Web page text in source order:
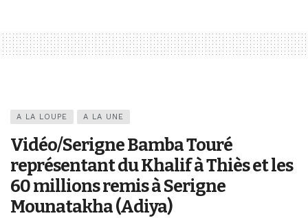
A LA LOUPE A LA UNE
Vidéo/Serigne Bamba Touré
représentant du Khalif à Thiès et les
60 millions remis à Serigne
Mounatakha (Adiya)